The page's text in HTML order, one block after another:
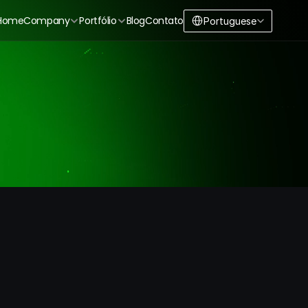
Company Portfólio BlogContato
Select Language
Portuguese